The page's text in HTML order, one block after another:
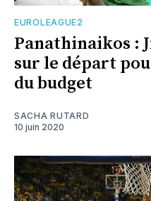
EUROLEAGUE2
Panathinaikos :
sur le départ
du budget
SACHA RUTARD
10 juin 2020